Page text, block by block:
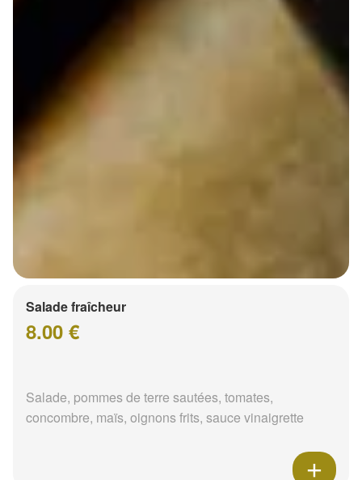
Salade fraîcheur
8.00 €
Salade, pommes de terre sautées, tomates,
concombre, maïs, oignons frits, sauce vinaigrette